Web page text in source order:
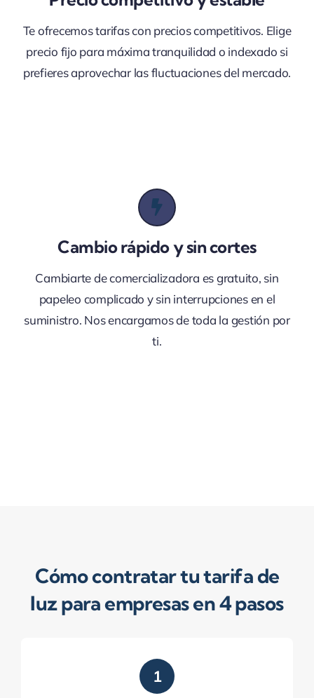
Te ofrecemos tarifas con precios competitivos. Elige
precio fijo para máxima tranquilidad o indexado si
prefieres aprovechar las fluctuaciones del mercado.
Cambio rápido y sin cortes
Cambiarte de comercializadora es gratuito, sin
papeleo complicado y sin interrupciones en el
suministro. Nos encargamos de toda la gestión por
ti.
Cómo contratar tu tarifa de
luz para empresas en 4 pasos
1